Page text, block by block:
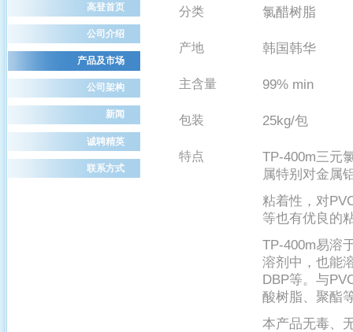
分类 氯醋树脂
产地 韩国韩华
主含量 99% min
包装 25kg/包
特点 TP-400m三元
属特别对金属
粘着性，对
等也有优良的
TP-400m易溶
溶剂中，也能
DBP等。与
酸树脂、聚酯
本产品无毒、
高登首页
公司介绍
产品及市场
公司架构
新闻
诚聘精英
联系方式